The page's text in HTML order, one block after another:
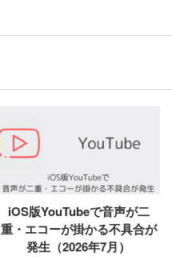
iOS版YouTubeで音声が二
重・エコーが掛かる不具合が
発生（2026年7月）